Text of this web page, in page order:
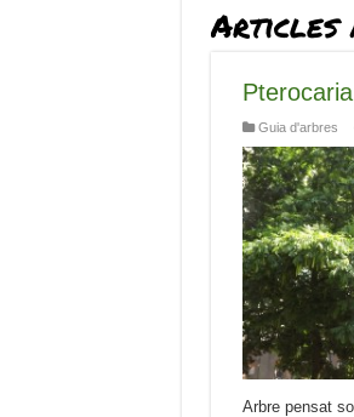
Articles
Guia d'arbres
Arbre pensat